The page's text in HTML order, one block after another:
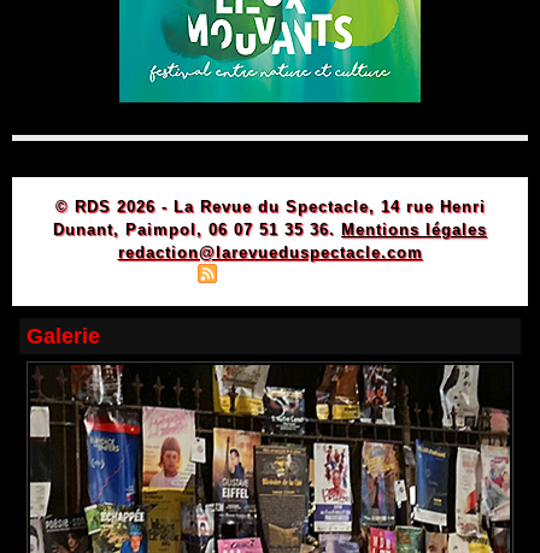
© RDS 2026 - La Revue du Spectacle, 14 rue Henri
Dunant, Paimpol, 06 07 51 35 36. Mentions légales
redaction@larevueduspectacle.com
Galerie